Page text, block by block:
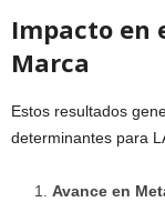
Impacto en
Marca
Estos resultados
determinantes para
Avance en